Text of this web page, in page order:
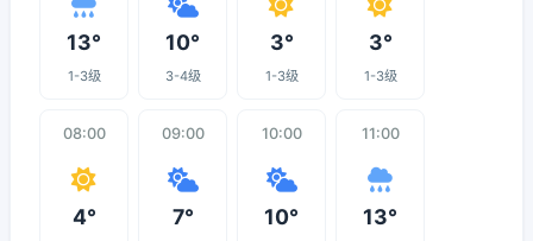
13°
1-3级
10°
3-4级
3°
1-3级
3°
1-3级
08:00
4°
09:00
7°
10:00
10°
11:00
13°